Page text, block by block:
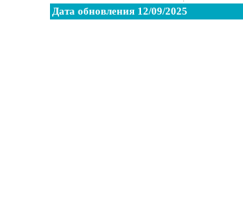
Дата обновления 12/09/2025